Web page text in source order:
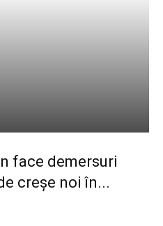
face demersuri
creșe noi în...